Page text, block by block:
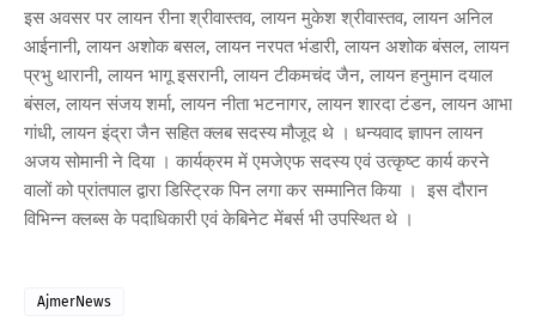
इस अवसर पर लायन रीना श्रीवास्तव, लायन मुकेश श्रीवास्तव, लायन अनिल
आईनानी, लायन अशोक बसल, लायन नरपत भंडारी, लायन अशोक बंसल, लायन
प्रभु थारानी, लायन भागू इसरानी, लायन टीकमचंद जैन, लायन हनुमान दयाल
बंसल, लायन संजय शर्मा, लायन नीता भटनागर, लायन शारदा टंडन, लायन आभा
गांधी, लायन इंद्रा जैन सहित क्लब सदस्य मौजूद थे । धन्यवाद ज्ञापन लायन
अजय सोमानी ने दिया । कार्यक्रम में एमजेएफ सदस्य एवं उत्कृष्ट कार्य करने
वालों को प्रांतपाल द्वारा डिस्ट्रिक पिन लगा कर सम्मानित किया । इस दौरान
विभिन्न क्लब्स के पदाधिकारी एवं केबिनेट मेंबर्स भी उपस्थित थे ।
AjmerNews